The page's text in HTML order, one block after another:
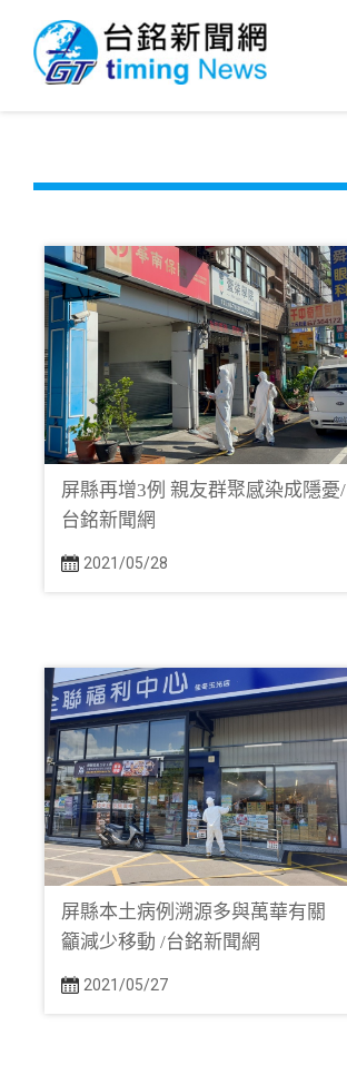
屏縣再增3例 親友群聚感染成隱憂/
台銘新聞網
2021/05/28
屏縣本土病例溯源多與萬華有關
籲減少移動 /台銘新聞網
2021/05/27